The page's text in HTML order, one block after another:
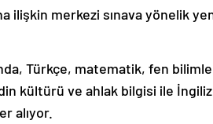
ilişkin merkezi sınava yönelik
Türkçe, matematik, fen
kültürü ve ahlak bilgisi ile
alıyor.